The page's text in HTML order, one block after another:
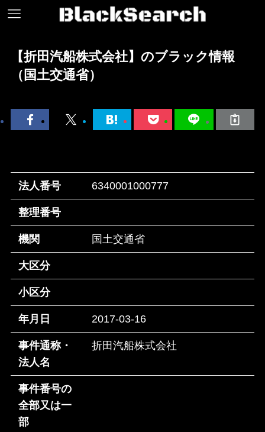
【折田汽船株式会社】のブラック情報
（国土交通省）
法人番号 6340001000777
整理番号
機関 国土交通省
大区分
小区分
年月日 2017-03-16
事件通称・
法人名
折田汽船株式会社
事件番号の
全部又は一
部